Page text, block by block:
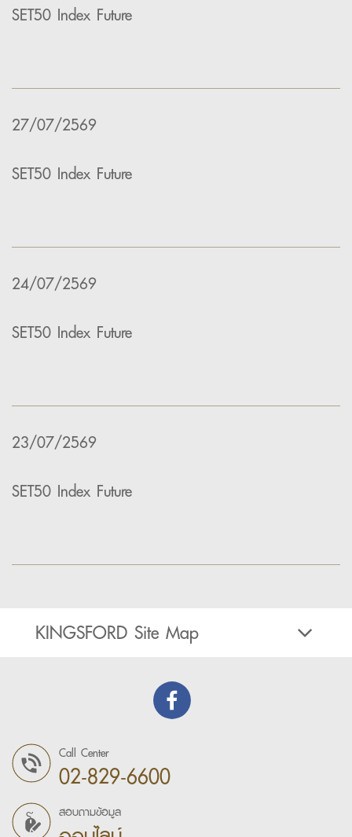
SET50 Index Future
27/07/2569
SET50 Index Future
24/07/2569
SET50 Index Future
23/07/2569
SET50 Index Future
KINGSFORD Site Map
Call Center
02-829-6600
สอบถามข้อมูล